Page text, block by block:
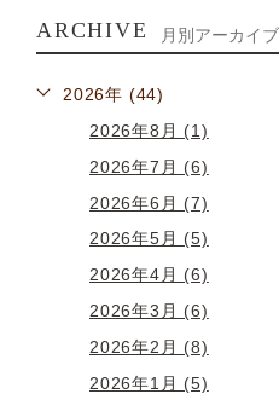
ARCHIVE 月別アーカイブ
2026年 (44)
2026年8月 (1)
2026年7月 (6)
2026年6月 (7)
2026年5月 (5)
2026年4月 (6)
2026年3月 (6)
2026年2月 (8)
2026年1月 (5)